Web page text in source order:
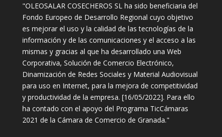
"OLEOSALAR COSECHEROS SL ha sido beneficiaria del
Fondo Europeo de Desarrollo Regional cuyo objetivo
es mejorar el uso y la calidad de las tecnologías de la
información y de las comunicaciones y el acceso a las
mismas y gracias al que ha desarrollado una Web
Corporativa, Solución de Comercio Electrónico,
Dinamización de Redes Sociales y Material Audiovisual
para uso en Internet, para la mejora de competitividad
y productividad de la empresa. [16/05/2022]. Para ello
ha contado con el apoyo del Programa TicCámaras
2021 de la Cámara de Comercio de Granada."